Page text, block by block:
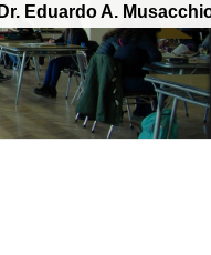
Dr. Eduardo A.